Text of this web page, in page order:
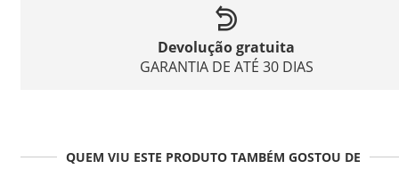
Devolução gratuita
GARANTIA DE ATÉ 30 DIAS
QUEM VIU ESTE PRODUTO TAMBÉM GOSTOU DE